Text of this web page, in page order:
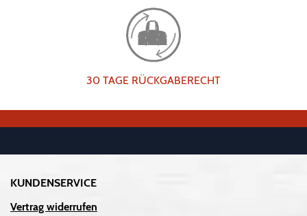
30 TAGE RÜCKGABERECHT
KUNDENSERVICE
Vertrag widerrufen